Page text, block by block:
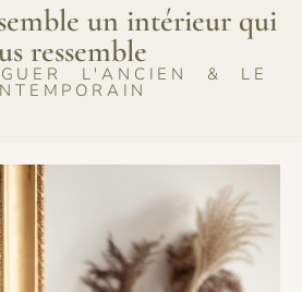
un intérieur qui
ressemble
L'ANCIEN & LE